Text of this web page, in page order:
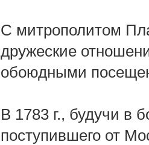
С митрополитом
дружеские
обоюдными
В 1783 г., будучи в
поступившего от